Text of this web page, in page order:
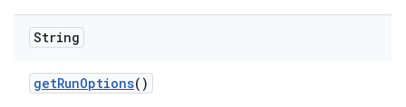
String
getRunOptions()